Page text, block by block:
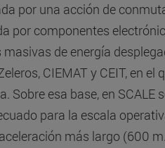
por una acción de
por componentes
de energía
CIEMAT y CEIT, en
Sobre esa base, en
para la escala
más largo (600